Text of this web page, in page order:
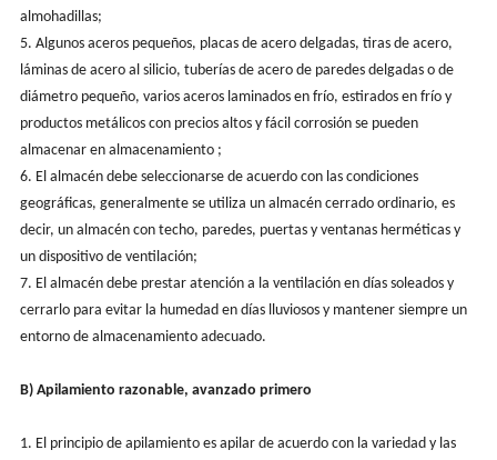
almohadillas;
5. Algunos aceros pequeños, placas de acero delgadas, tiras de acero,
láminas de acero al silicio, tuberías de acero de paredes delgadas o de
diámetro pequeño, varios aceros laminados en frío, estirados en frío y
productos metálicos con precios altos y fácil corrosión se pueden
almacenar en almacenamiento ;
6. El almacén debe seleccionarse de acuerdo con las condiciones
geográficas, generalmente se utiliza un almacén cerrado ordinario, es
decir, un almacén con techo, paredes, puertas y ventanas herméticas y
un dispositivo de ventilación;
7. El almacén debe prestar atención a la ventilación en días soleados y
cerrarlo para evitar la humedad en días lluviosos y mantener siempre un
entorno de almacenamiento adecuado.
B) Apilamiento razonable, avanzado primero
1. El principio de apilamiento es apilar de acuerdo con la variedad y las